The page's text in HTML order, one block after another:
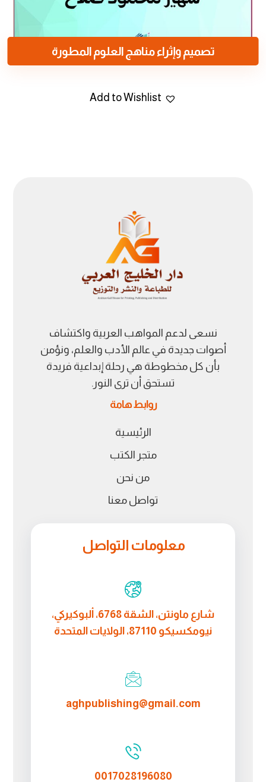
تصميم وإثراء مناهج العلوم المطورة
Add to Wishlist
نسعى لدعم المواهب العربية واكتشاف
أصوات جديدة في عالم الأدب والعلم، ونؤمن
بأن كل مخطوطة هي رحلة إبداعية فريدة
تستحق أن ترى النور.
روابط هامة
الرئيسية
متجر الكتب
من نحن
تواصل معنا
معلومات التواصل
شارع ماونتن، الشقة 6768، ألبوكيركي،
نيومكسيكو 87110، الولايات المتحدة
aghpublishing@gmail.com
0017028196080